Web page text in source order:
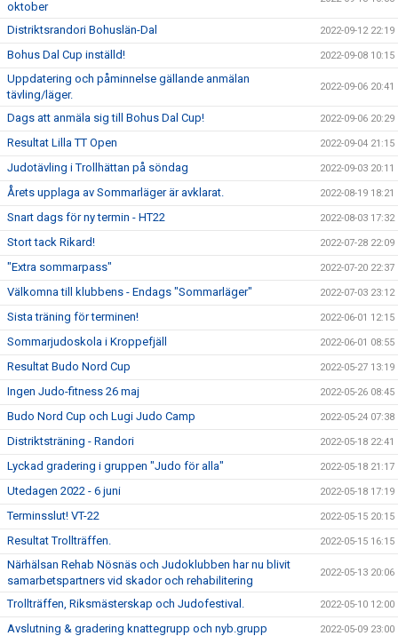
oktober
Distriktsrandori Bohuslän-Dal 2022-09-12 22:19
Bohus Dal Cup inställd! 2022-09-08 10:15
Uppdatering och påminnelse gällande anmälan
tävling/läger.
2022-09-06 20:41
Dags att anmäla sig till Bohus Dal Cup! 2022-09-06 20:29
Resultat Lilla TT Open 2022-09-04 21:15
Judotävling i Trollhättan på söndag 2022-09-03 20:11
Årets upplaga av Sommarläger är avklarat. 2022-08-19 18:21
Snart dags för ny termin - HT22 2022-08-03 17:32
Stort tack Rikard! 2022-07-28 22:09
"Extra sommarpass" 2022-07-20 22:37
Välkomna till klubbens - Endags "Sommarläger" 2022-07-03 23:12
Sista träning för terminen! 2022-06-01 12:15
Sommarjudoskola i Kroppefjäll 2022-06-01 08:55
Resultat Budo Nord Cup 2022-05-27 13:19
Ingen Judo-fitness 26 maj 2022-05-26 08:45
Budo Nord Cup och Lugi Judo Camp 2022-05-24 07:38
Distriktsträning - Randori 2022-05-18 22:41
Lyckad gradering i gruppen "Judo för alla" 2022-05-18 21:17
Utedagen 2022 - 6 juni 2022-05-18 17:19
Terminsslut! VT-22 2022-05-15 20:15
Resultat Trollträffen. 2022-05-15 16:15
Närhälsan Rehab Nösnäs och Judoklubben har nu blivit
samarbetspartners vid skador och rehabilitering
2022-05-13 20:06
Trollträffen, Riksmästerskap och Judofestival. 2022-05-10 12:00
Avslutning & gradering knattegrupp och nyb.grupp 2022-05-09 23:00